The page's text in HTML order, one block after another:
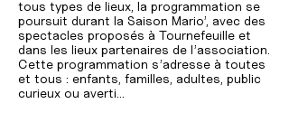
tous types de lieux, la programmation se
poursuit durant la Saison Mario’, avec des
spectacles proposés à Tournefeuille et
dans les lieux partenaires de l’association.
Cette programmation s’adresse à toutes
et tous : enfants, familles, adultes, public
curieux ou averti…